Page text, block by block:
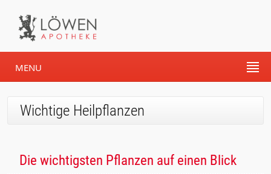
MENU
Wichtige Heilpflanzen
Die wichtigsten Pflanzen auf einen Blick